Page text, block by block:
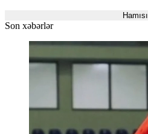
Hamısı
Son xəbərlər